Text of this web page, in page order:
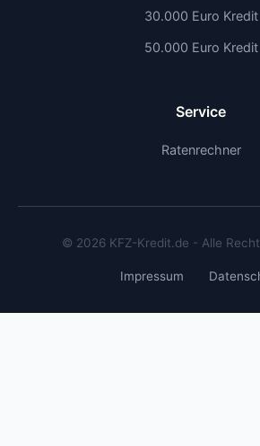
30.000 Euro Kredit
50.000 Euro Kredit
Service
Ratenrechner
© 2026 KFZ-Kredit.de - Alle
Impressum